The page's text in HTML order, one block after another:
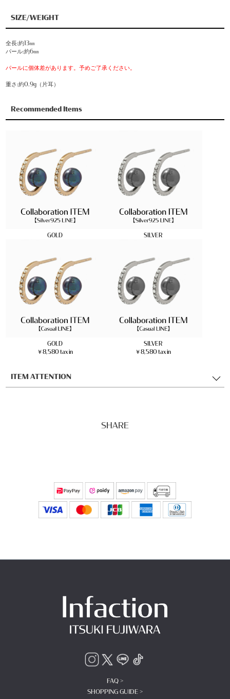
SIZE/WEIGHT
全長:約13㎜
パール:約6㎜
パールに個体差があります。予めご了承ください。
重さ:約0.9g（片耳）
Recommended Items
GOLD SILVER
GOLD
￥8,580 tax in
SILVER
￥8,580 tax in
ITEM ATTENTION
SHARE
FAQ >
SHOPPING GUIDE >